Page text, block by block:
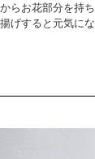
らお花部分を持
げすると元気にな